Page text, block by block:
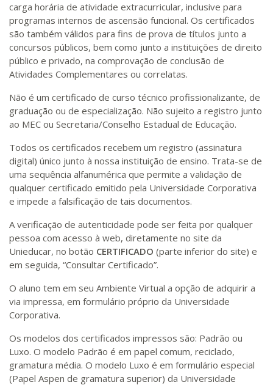
carga horária de atividade extracurricular, inclusive para
programas internos de ascensão funcional. Os certificados
são também válidos para fins de prova de títulos junto a
concursos públicos, bem como junto a instituições de direito
público e privado, na comprovação de conclusão de
Atividades Complementares ou correlatas.
Não é um certificado de curso técnico profissionalizante, de
graduação ou de especialização. Não sujeito a registro junto
ao MEC ou Secretaria/Conselho Estadual de Educação.
Todos os certificados recebem um registro (assinatura
digital) único junto à nossa instituição de ensino. Trata-se de
uma sequência alfanumérica que permite a validação de
qualquer certificado emitido pela Universidade Corporativa
e impede a falsificação de tais documentos.
A verificação de autenticidade pode ser feita por qualquer
pessoa com acesso à web, diretamente no site da
Unieducar, no botão CERTIFICADO (parte inferior do site) e
em seguida, “Consultar Certificado”.
O aluno tem em seu Ambiente Virtual a opção de adquirir a
via impressa, em formulário próprio da Universidade
Corporativa.
Os modelos dos certificados impressos são: Padrão ou
Luxo. O modelo Padrão é em papel comum, reciclado,
gramatura média. O modelo Luxo é em formulário especial
(Papel Aspen de gramatura superior) da Universidade